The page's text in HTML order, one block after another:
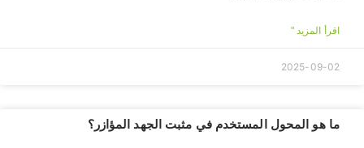
اقرأ المزيد "
2025-09-02
ما هو المحول المستخدم في مثبت الجهد المؤازر؟